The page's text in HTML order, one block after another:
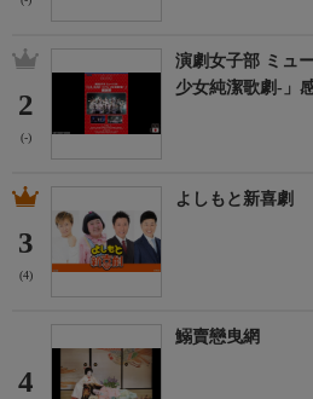
2
(-)
演劇女子部 ミュ
少女純潔歌劇-」
3
(4)
よしもと新喜劇
4
鰯賣戀曳網